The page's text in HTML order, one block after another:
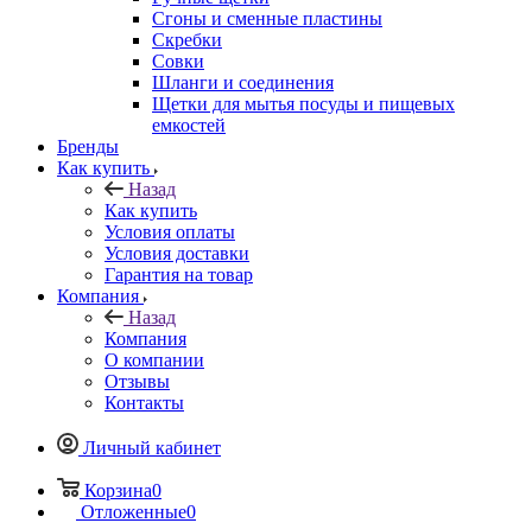
Сгоны и сменные пластины
Скребки
Совки
Шланги и соединения
Щетки для мытья посуды и пищевых
емкостей
Бренды
Как купить
Назад
Как купить
Условия оплаты
Условия доставки
Гарантия на товар
Компания
Назад
Компания
О компании
Отзывы
Контакты
Личный кабинет
Корзина0
Отложенные0